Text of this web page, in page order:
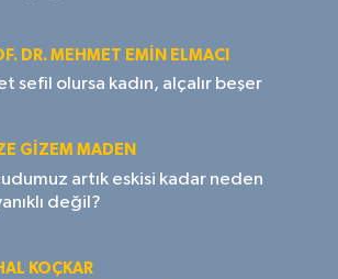
DR. MEHMET EMIN ELMACI
sefil olursa kadın, alçalır beşer
GIZEM MADEN
artık eskisi kadar neden
değil?
KOÇKAR